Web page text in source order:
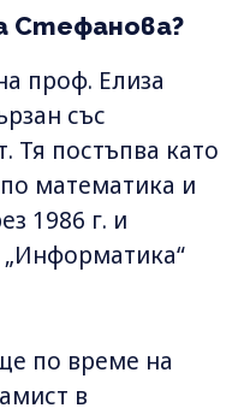
Стефанова?
проф. Елиза
със
Тя постъпва като
математика и
1986 г. и
по време на
в